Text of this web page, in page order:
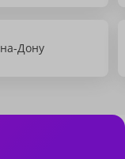
Дону